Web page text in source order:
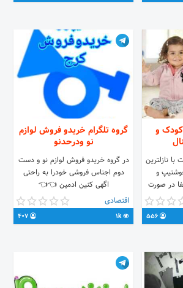
کودک و
نازلترین
و
در صورت
بدهید
گروه تلگرام خریدو فروش لوازم
نو ودرحدنو
در گروه خریدو فروش لوازم نو و دست
دوم اجناس فروشی خودرا به راحتی
اگهی کنین ادمین 👈👈
اقتصادی
1k